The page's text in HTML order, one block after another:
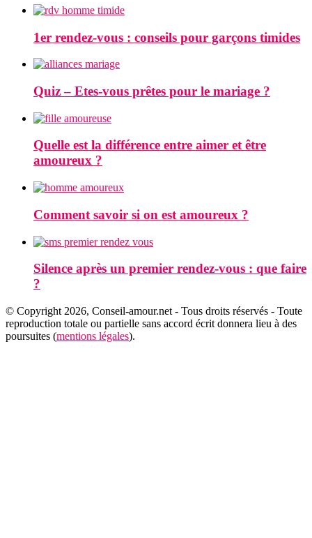
1er rendez-vous : conseils pour garçons timides
Quiz – Etes-vous prêtes pour le mariage ?
Quelle est la différence entre aimer et être
amoureux ?
Comment savoir si on est amoureux ?
Silence après un premier rendez-vous : que faire
?
© Copyright 2026, Conseil-amour.net - Tous droits réservés - Toute
reproduction totale ou partielle sans accord écrit donnera lieu à des
poursuites (mentions légales).